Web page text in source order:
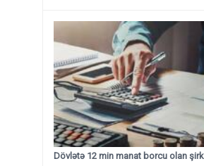
Dövlətə 12 min manat borcu olan